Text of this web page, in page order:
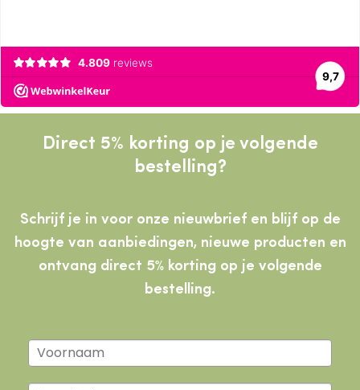
Direct 5% korting op je volgende
bestelling?
Schrijf je in voor onze nieuwbrief en blijf op de
hoogte van aanbiedingen, nieuwe producten en
ontvang direct 5% korting op je volgende
bestelling.